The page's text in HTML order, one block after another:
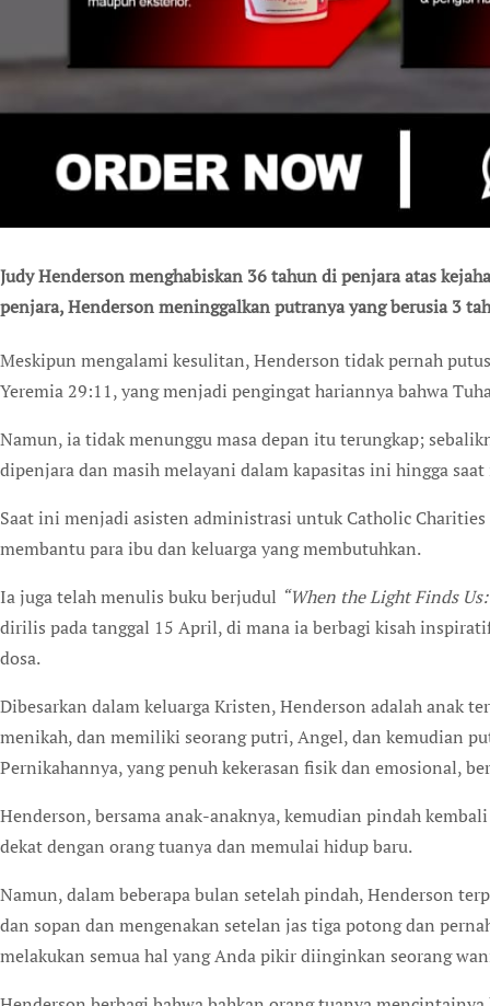
Judy Henderson menghabiskan 36 tahun di penjara atas
penjara, Henderson meninggalkan putranya yang berusia 3
Meskipun mengalami kesulitan, Henderson tidak pernah putus asa. Di atas wastafel di selnya tertulis ayat Alkitab
Yeremia 29:11, yang menjadi pengingat hariannya bahwa
Namun, ia tidak menunggu masa depan itu terungkap;
dipenjara dan masih melayani dalam kapasitas ini hingga
Saat ini menjadi asisten administrasi untuk Catholic Charities
membantu para ibu dan keluarga yang membutuhkan.
Ia juga telah menulis buku berjudul “When the Light Finds
dirilis pada tanggal 15 April, di mana ia berbagi kisah
dosa.
Dibesarkan dalam keluarga Kristen, Henderson adalah anak
menikah, dan memiliki seorang putri, Angel, dan kemudian
Pernikahannya, yang penuh kekerasan fisik dan emosional,
Henderson, bersama anak-anaknya, kemudian pindah
dekat dengan orang tuanya dan memulai hidup baru.
Namun, dalam beberapa bulan setelah pindah, Henderson
dan sopan dan mengenakan setelan jas tiga potong dan
melakukan semua hal yang Anda pikir diinginkan seorang